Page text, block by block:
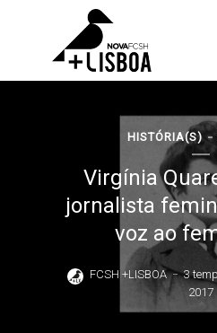
HISTÓRIA(S)
Virgínia
jornalista
voz ao
FCSH +LISBOA 3
2017